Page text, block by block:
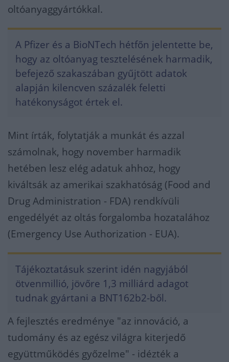
oltóanyaggyártókkal.
A Pfizer és a BioNTech hétfőn jelentette be,
hogy az oltóanyag tesztelésének harmadik,
befejező szakaszában gyűjtött adatok
alapján kilencven százalék feletti
hatékonyságot értek el.
Mint írták, folytatják a munkát és azzal
számolnak, hogy november harmadik
hetében lesz elég adatuk ahhoz, hogy
kiváltsák az amerikai szakhatóság (Food and
Drug Administration - FDA) rendkívüli
engedélyét az oltás forgalomba hozatalához
(Emergency Use Authorization - EUA).
Tájékoztatásuk szerint idén nagyjából
ötvenmillió, jövőre 1,3 milliárd adagot
tudnak gyártani a BNT162b2-ből.
A fejlesztés eredménye "az innováció, a
tudomány és az egész világra kiterjedő
együttműködés győzelme" - idézték a